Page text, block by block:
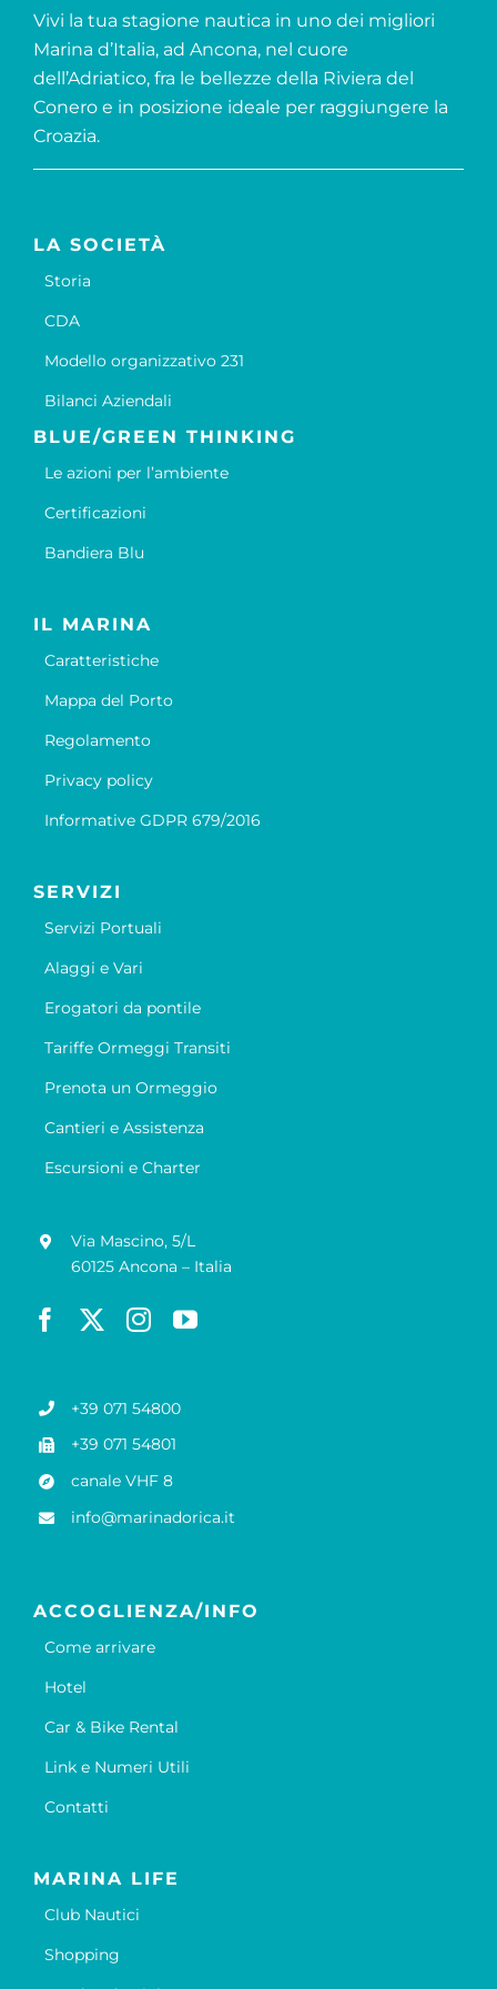
Vivi la tua stagione nautica in uno dei migliori
Marina d’Italia, ad Ancona, nel cuore
dell’Adriatico, fra le bellezze della Riviera del
Conero e in posizione ideale per raggiungere la
Croazia.
LA SOCIETÀ
Storia
CDA
Modello organizzativo 231
Bilanci Aziendali
BLUE/GREEN THINKING
Le azioni per l’ambiente
Certificazioni
Bandiera Blu
IL MARINA
Caratteristiche
Mappa del Porto
Regolamento
Privacy policy
Informative GDPR 679/2016
SERVIZI
Servizi Portuali
Alaggi e Vari
Erogatori da pontile
Tariffe Ormeggi Transiti
Prenota un Ormeggio
Cantieri e Assistenza
Escursioni e Charter
Via Mascino, 5/L
60125 Ancona – Italia
+39 071 54800
+39 071 54801
canale VHF 8
info@marinadorica.it
ACCOGLIENZA/INFO
Come arrivare
Hotel
Car & Bike Rental
Link e Numeri Utili
Contatti
MARINA LIFE
Club Nautici
Shopping